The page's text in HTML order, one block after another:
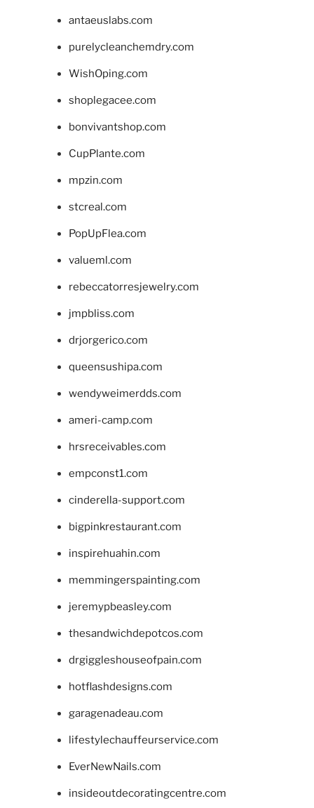
antaeuslabs.com
purelycleanchemdry.com
WishOping.com
shoplegacee.com
bonvivantshop.com
CupPlante.com
mpzin.com
stcreal.com
PopUpFlea.com
valueml.com
rebeccatorresjewelry.com
jmpbliss.com
drjorgerico.com
queensushipa.com
wendyweimerdds.com
ameri-camp.com
hrsreceivables.com
empconst1.com
cinderella-support.com
bigpinkrestaurant.com
inspirehuahin.com
memmingerspainting.com
jeremypbeasley.com
thesandwichdepotcos.com
drgiggleshouseofpain.com
hotflashdesigns.com
garagenadeau.com
lifestylechauffeurservice.com
EverNewNails.com
insideoutdecoratingcentre.com